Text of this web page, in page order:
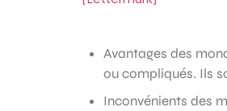
Avantages des
ou compliqués. Ils
Inconvénients des